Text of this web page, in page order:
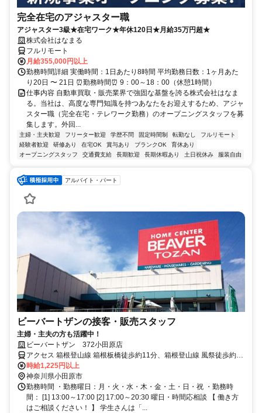
完全在宅のアジャスター職
アジャスター3級★在宅ワーク★年休120日★月給35万円超★
株式会社はなまる
フルリモート
月給355,000円以上
勤務時間詳細 実働時間：1日あたり8時間 平均勤務日数：1ヶ月あた
り20日 〜 21日 ⏰勤務時間⏰ 9：00～18：00（休憩1時間）
仕事内容 自動車買取・販売業界で強固な基盤を誇る株式会社はなま
る。当社は、高度な専門知識を持つあなたをお迎えするため、アジャ
スター職（完全在宅・テレワーク勤務）のオープニングスタッフを募
集します。外回...
主婦・主夫歓迎 フリーター歓迎 学歴不問 固定時間制 転勤なし
フルリモート
経験者歓迎
研修あり 在宅OK 賞与あり ブランクOK
育休あり
オープニングスタッフ
交通費支給 長期歓迎 長期休暇あり 土日祝休み 服装自由
アルバイト・パート
ビーバートザンの接客・販売スタッフ
主婦・主夫の方も活躍中！
ビーバートザン 372小田原店
アクセス 箱根登山線 箱根板橋徒歩約11分、箱根登山線 風祭徒歩約19
分、ＪＲ東海道本線 早川徒歩約22分
時給1,225円以上
神奈川県小田原市
勤務時間 ・勤務曜日：月・火・水・木・金・土・日・祝 ・勤務時
間： [1] 13:00～17:00 [2] 17:00～20:30 曜日・時間応相談 【 働き方
はご相談ください！ 】 学生さんは「...